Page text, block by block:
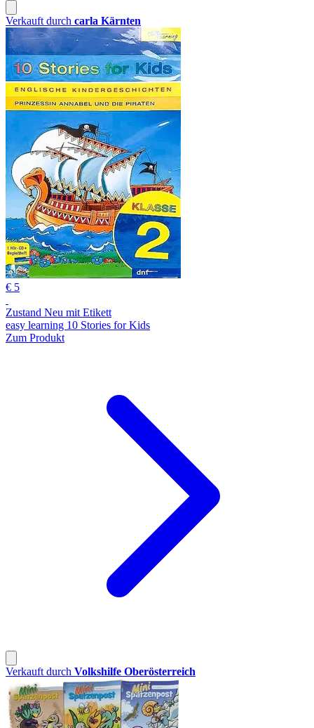
Verkauft durch carla Kärnten
€ 5
Zustand Neu mit Etikett
easy learning 10 Stories for Kids
Zum Produkt
Verkauft durch Volkshilfe Oberösterreich